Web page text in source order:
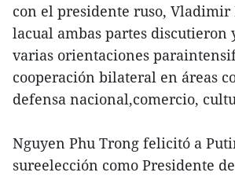
con el presidente ruso,
lacual ambas partes discutieron
varias orientaciones
cooperación bilateral en áreas
defensa nacional,comercio,
Nguyen Phu Trong felicitó a
sureelección como Presidente